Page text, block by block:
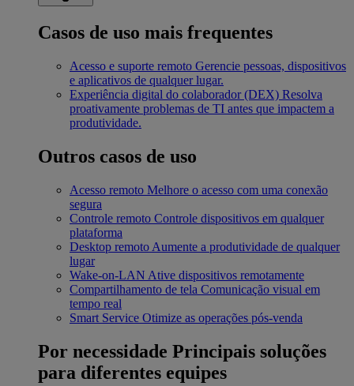
Casos de uso mais frequentes
Acesso e suporte remoto Gerencie pessoas, dispositivos
e aplicativos de qualquer lugar.
Experiência digital do colaborador (DEX) Resolva
proativamente problemas de TI antes que impactem a
produtividade.
Outros casos de uso
Acesso remoto Melhore o acesso com uma conexão
segura
Controle remoto Controle dispositivos em qualquer
plataforma
Desktop remoto Aumente a produtividade de qualquer
lugar
Wake-on-LAN Ative dispositivos remotamente
Compartilhamento de tela Comunicação visual em
tempo real
Smart Service Otimize as operações pós-venda
Por necessidade Principais soluções
para diferentes equipes